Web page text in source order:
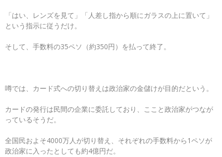
「はい、レンズを見て」「人差し指から順にガラスの上に置いて」
という指示に従うだけ。
そして、手数料の35ペソ（約350円）を払って終了。
噂では、カード式への切り替えは政治家の金儲けが目的だという。
カードの発行は民間の企業に委託しており、ここと政治家がつなが
っているそうだ。
全国民およそ4000万人が切り替え、それぞれの手数料から1ペソが
政治家に入ったとしても約4億円だ。